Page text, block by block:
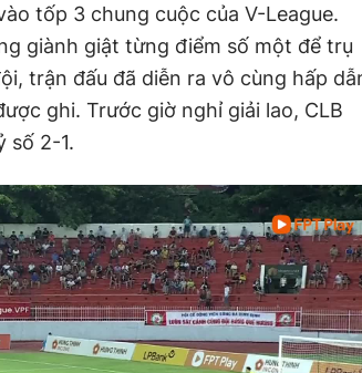
tốp 3 chung cuộc của V-League.
giành giật từng điểm số một để trụ
trận đấu đã diễn ra vô cùng hấp
ghi. Trước giờ nghỉ giải lao, CLB
số 2-1.